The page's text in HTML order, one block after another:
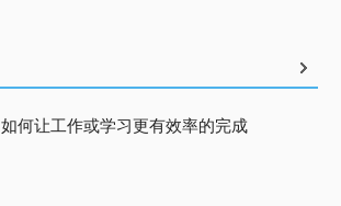
如何让工作或学习更有效率的完成